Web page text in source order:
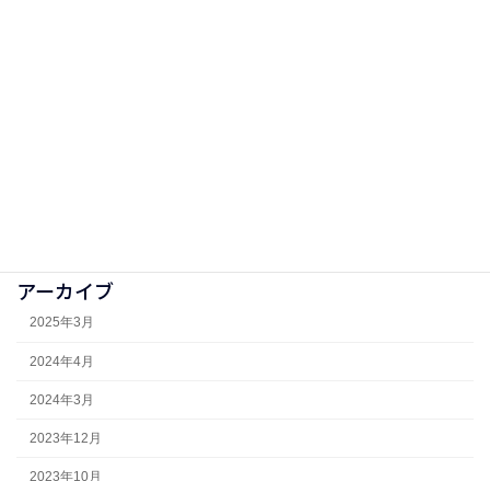
アーカイブ
2025年3月
2024年4月
2024年3月
2023年12月
2023年10月